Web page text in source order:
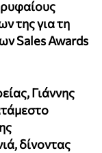
της για τη
Sales Awards
Γιάννης
δίνοντας